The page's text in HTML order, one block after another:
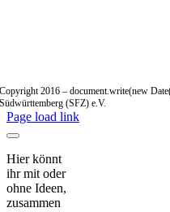
Copyright 2016 – document.write(new
Südwürttemberg (SFZ) e.V.
Page load link
Hier könnt
ihr mit oder
ohne Ideen,
zusammen